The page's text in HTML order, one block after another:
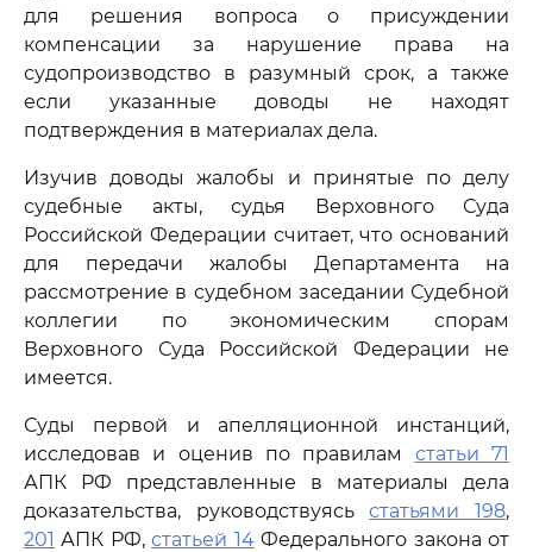
для решения вопроса о присуждении
компенсации за нарушение права на
судопроизводство в разумный срок, а также
если указанные доводы не находят
подтверждения в материалах дела.
Изучив доводы жалобы и принятые по делу
судебные акты, судья Верховного Суда
Российской Федерации считает, что оснований
для передачи жалобы Департамента на
рассмотрение в судебном заседании Судебной
коллегии по экономическим спорам
Верховного Суда Российской Федерации не
имеется.
Суды первой и апелляционной инстанций,
исследовав и оценив по правилам статьи 71
АПК РФ представленные в материалы дела
доказательства, руководствуясьстатьями 198,
201 АПК РФ,статьей 14Федерального закона от